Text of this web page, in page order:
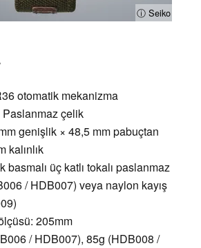
ⓘ Seiko
otomatik mekanizma
çelik
genişlik × 48,5 mm pabuçtan
kalınlık
basmalı üç katlı tokalı paslanmaz
/ HDB007) veya naylon kayış
205mm
/ HDB007), 85g (HDB008 /